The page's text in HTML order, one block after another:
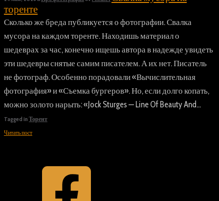
торенте
Сколько же бреда публикуется о фотографии. Свалка
мусора на каждом торенте. Находишь материал о
шедеврах за час, конечно ищешь автора в надежде увидеть
эти шедевры снятые самим писателем. А их нет. Писатель
не фотограф. Особенно порадовали «Вычислительная
фотография» и «Съемка бургеров». Но, если долго копать,
можно золото нарыть: «Jock Sturges — Line Of Beauty And...
Tagged in Торент
Читать пост